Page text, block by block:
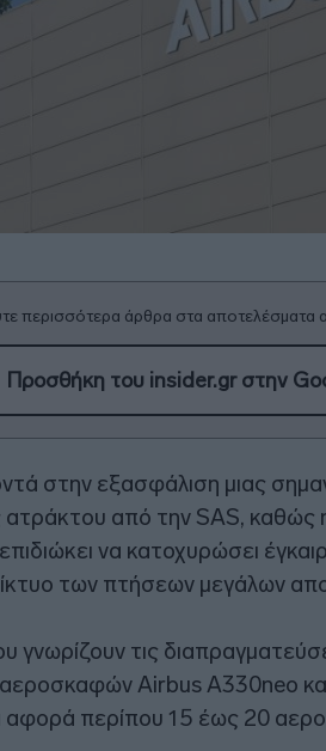
περισσότερα άρθρα στα αποτελέσματα
Προσθήκη του insider.gr στην
στην εξασφάλιση μιας
από την SAS, καθώς
να κατοχυρώσει
των πτήσεων μεγάλων
τις
Airbus A330neo
αφορά περίπου 15 έως 20